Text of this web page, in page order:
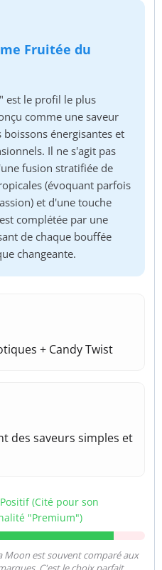
Fruitée du
est le profil le plus
comme une saveur
énergisantes et
Il ne s'agit pas
fusion stratifiée de
(évoquant parfois
et d'une touche
complétée par une
de chaque bouffée
changeante.
+ Candy Twist
des saveurs simples et
(Cité pour son
"Premium")
est souvent comparé aux